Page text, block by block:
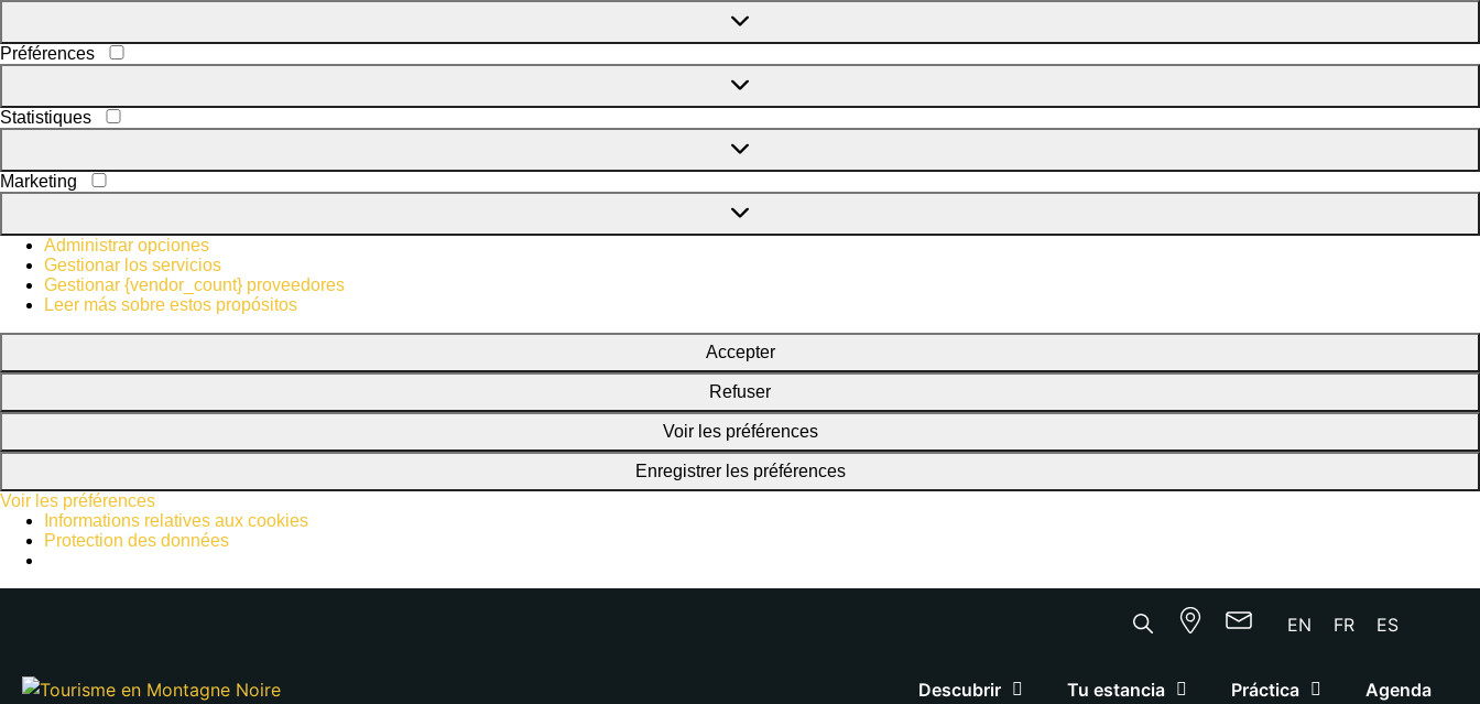
Préférences
Statistiques
Marketing
Administrar opciones
Gestionar los servicios
Gestionar {vendor_count} proveedores
Leer más sobre estos propósitos
Accepter
Refuser
Voir les préférences
Enregistrer les préférences
Voir les préférences
Informations relatives aux cookies
Protection des données
EN FR ES
Descubrir Tu estancia Práctica Agenda